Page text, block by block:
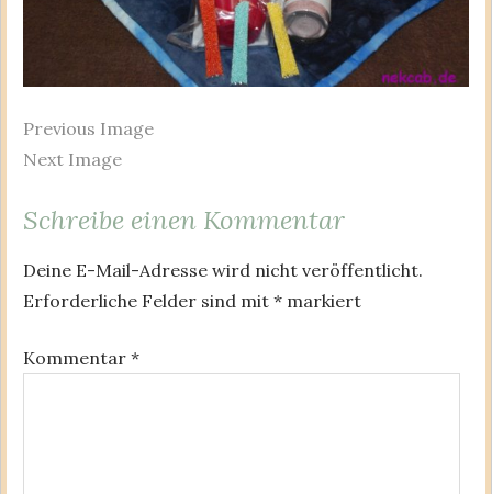
Previous Image
Next Image
Schreibe einen Kommentar
Deine E-Mail-Adresse wird nicht veröffentlicht.
Erforderliche Felder sind mit * markiert
Kommentar *